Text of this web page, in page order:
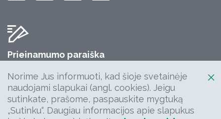
Prieinamumo paraiška
info@keliuprieziura.lt
Norime Jus informuoti, kad šioje svetainėje
naudojami slapukai (angl. cookies). Jeigu
sutinkate, prašome, paspauskite mygtuką
„Sutinku“. Daugiau informacijos apie slapukus